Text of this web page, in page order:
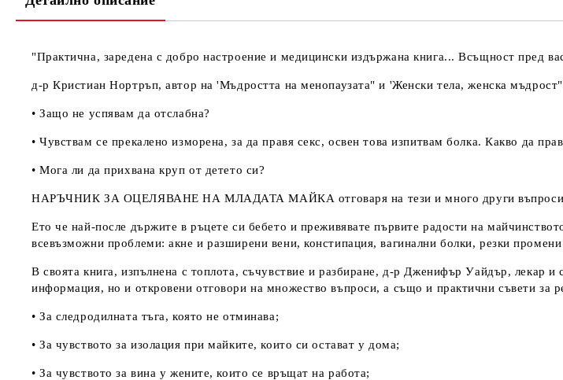
"Практична, заредена с добро настроение и медицински издържана книга... Всъщност пред
д-р Кристиан Нортръп, автор на 'Мъдростта на менопаузата" и 'Женски тела, женска мъдрост"
• Защо не успявам да отслабна?
• Чувствам се прекалено изморена, за да правя секс, освен това изпитвам болка. Какво да
• Мога ли да прихвана круп от детето си?
НАРЪЧНИК ЗА ОЦЕЛЯВАНЕ НА МЛАДАТА МАЙКА отговаря на тези и много други
Ето че най-после държите в ръцете си бебето и преживявате първите радости на
всевъзможни проблеми: акне и разширени вени, констипация, вагинални болки, резки
В своята книга, изпълнена с топлота, съчувствие и разбиране, д-р Дженифър Уайдър, лекар
информация, но и откровени отговори на множество въпроси, а също и практични съвети за
• За следродилната тъга, която не отминава;
• За чувството за изолация при майките, които си остават у дома;
• За чувството за вина у жените, които се връщат на работа;